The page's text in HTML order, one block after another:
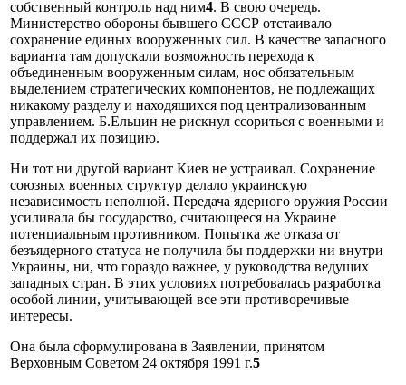
собственный контроль над ним4. В свою очередь.
Министерство обороны бывшего СССР отстаивало
сохранение единых вооруженных сил. В качестве запасного
варианта там допускали возможность перехода к
объединенным вооруженным силам, нос обязательным
выделением стратегических компонентов, не подлежащих
никакому разделу и находящихся под централизованным
управлением. Б.Ельцин не рискнул ссориться с военными и
поддержал их позицию.
Ни тот ни другой вариант Киев не устраивал. Сохранение
союзных военных структур делало украинскую
независимость неполной. Передача ядерного оружия России
усиливала бы государство, считающееся на Украине
потенциальным противником. Попытка же отказа от
безъядерного статуса не получила бы поддержки ни внутри
Украины, ни, что гораздо важнее, у руководства ведущих
западных стран. В этих условиях потребовалась разработка
особой линии, учитывающей все эти противоречивые
интересы.
Она была сформулирована в Заявлении, принятом
Верховным Советом 24 октября 1991 г.5